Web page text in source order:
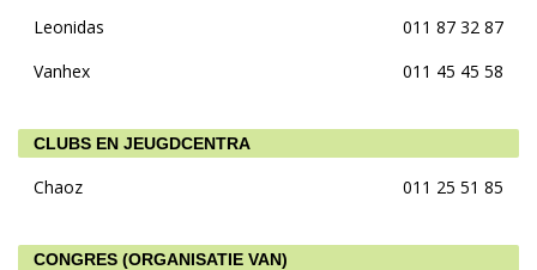
Leonidas
011 87 32 87
Vanhex
011 45 45 58
CLUBS EN JEUGDCENTRA
Chaoz 011 25 51 85
CONGRES (ORGANISATIE VAN)